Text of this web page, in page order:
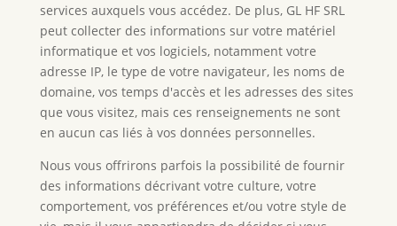
services auxquels vous accédez. De plus, GL HF SRL
peut collecter des informations sur votre matériel
informatique et vos logiciels, notamment votre
adresse IP, le type de votre navigateur, les noms de
domaine, vos temps d'accès et les adresses des sites
que vous visitez, mais ces renseignements ne sont
en aucun cas liés à vos données personnelles.
Nous vous offrirons parfois la possibilité de fournir
des informations décrivant votre culture, votre
comportement, vos préférences et/ou votre style de